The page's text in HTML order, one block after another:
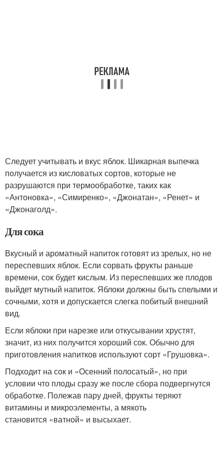
Следует учитывать и вкус яблок. Шикарная выпечка
получается из кисловатых сортов, которые не
разрушаются при термообработке, таких как
«Антоновка», «Симиренко», «Джонатан», «Ренет» и
«Джонаголд».
Для сока
Вкусный и ароматный напиток готовят из зрелых, но не
переспевших яблок. Если сорвать фрукты раньше
времени, сок будет кислым. Из переспевших же плодов
выйдет мутный напиток. Яблоки должны быть спелыми и
сочными, хотя и допускается слегка побитый внешний
вид.
Если яблоки при нарезке или откусывании хрустят,
значит, из них получится хороший сок. Обычно для
приготовления напитков используют сорт «Грушовка».
Подходит на сок и «Осенний полосатый», но при
условии что плоды сразу же после сбора подвергнутся
обработке. Полежав пару дней, фрукты теряют
витамины и микроэлементы, а мякоть
становится «ватной» и высыхает.